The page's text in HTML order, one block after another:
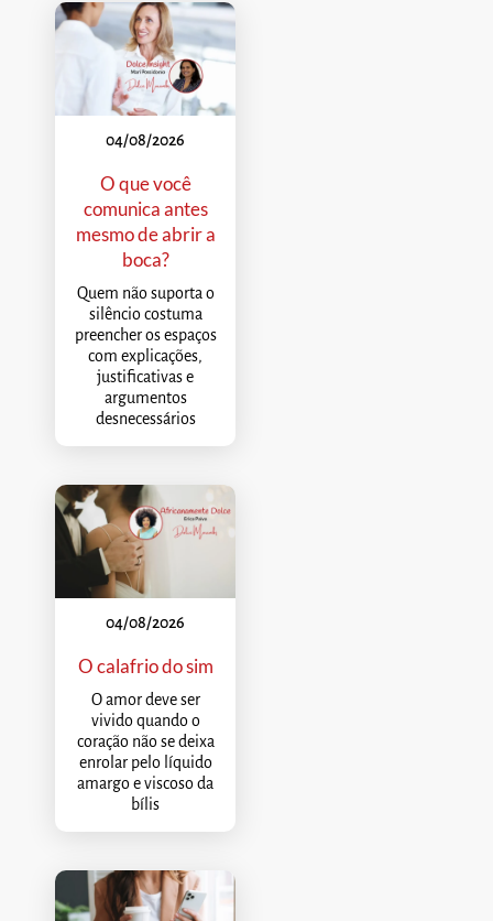
04/08/2026
O que você
comunica antes
mesmo de abrir a
boca?
Quem não suporta o
silêncio costuma
preencher os espaços
com explicações,
justificativas e
argumentos
desnecessários
04/08/2026
O calafrio do sim
O amor deve ser
vivido quando o
coração não se deixa
enrolar pelo líquido
amargo e viscoso da
bílis